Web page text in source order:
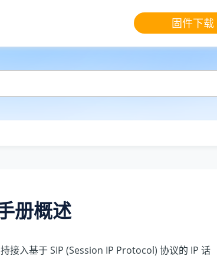
固件下载
册概述
接入基于 SIP (Session IP Protocol) 协议的 IP 话